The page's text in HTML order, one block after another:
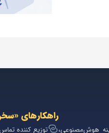
هوش‌مصنوعی،
راهکارهای
توزیع کننده